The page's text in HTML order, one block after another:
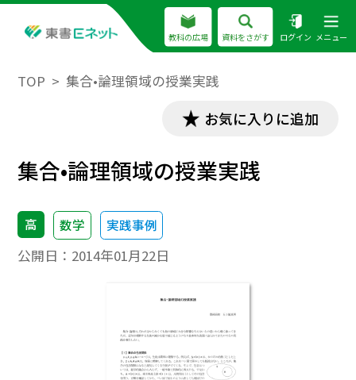
教科の広場 資料をさがす ログイン メニュー
TOP 集合•論理領域の授業実践
お気に入りに追加
集合•論理領域の授業実践
高 数学 実践事例
公開日： 2014年01月22日